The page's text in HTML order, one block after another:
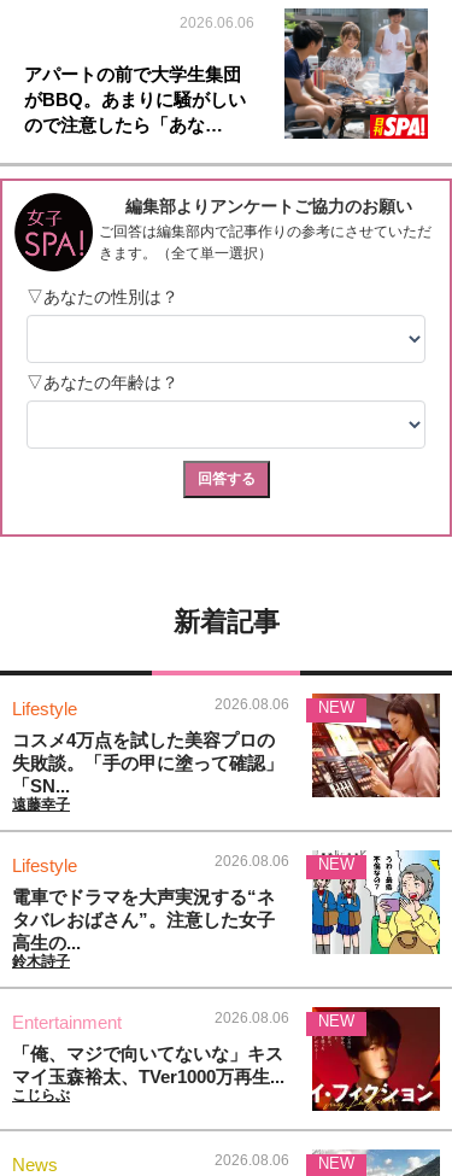
2026.06.06
アパートの前で大学生集団
がBBQ。あまりに騒がしい
ので注意したら「あな…
新着記事
Lifestyle 2026.08.06
コスメ4万点を試した美容プロの
失敗談。「手の甲に塗って確認」
「SN...
遠藤幸子
NEW
Lifestyle 2026.08.06
電車でドラマを大声実況する“ネ
タバレおばさん”。注意した女子
高生の...
鈴木詩子
NEW
Entertainment 2026.08.06
「俺、マジで向いてないな」キス
マイ玉森裕太、TVer1000万再生...
こじらぶ
NEW
News 2026.08.06 NEW